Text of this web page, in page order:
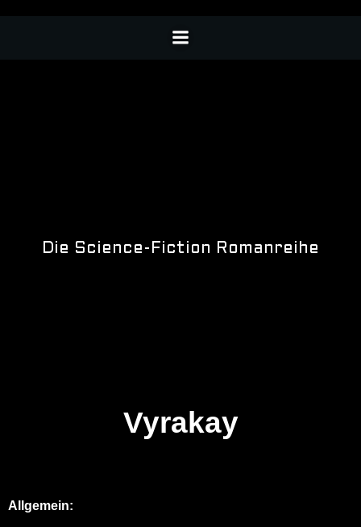
Die Science-Fiction Romanreihe
Vyrakay
Allgemein: